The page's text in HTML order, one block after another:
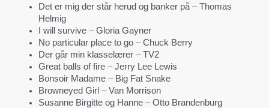
Det er mig der står herud og banker på – Thomas
Helmig
I will survive – Gloria Gayner
No particular place to go – Chuck Berry
Der går min klasselærer – TV2
Great balls of fire – Jerry Lee Lewis
Bonsoir Madame – Big Fat Snake
Browneyed Girl – Van Morrison
Susanne Birgitte og Hanne – Otto Brandenburg